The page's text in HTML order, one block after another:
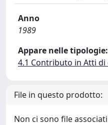
Anno
1989
Appare nelle tipologie:
4.1 Contributo in Atti di
File in questo prodotto:
Non ci sono file